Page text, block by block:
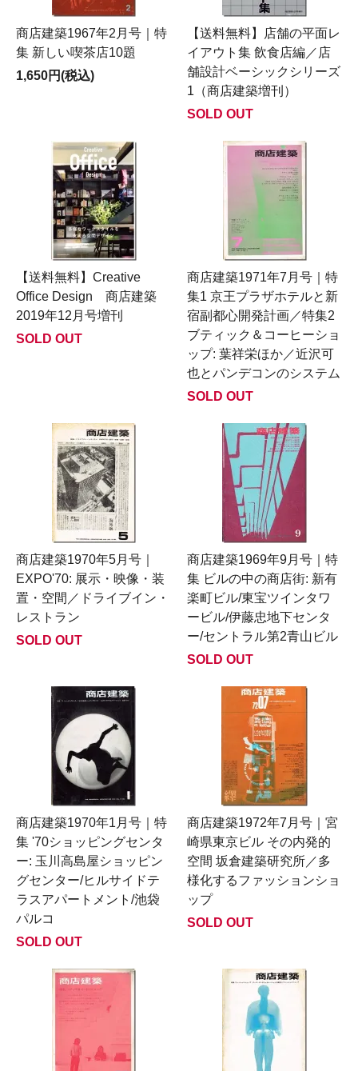
商店建築1967年2月号｜特
集 新しい喫茶店10題
1,650円(税込)
【送料無料】店舗の平面レ
イアウト集 飲食店編／店
舗設計ベーシックシリーズ
1（商店建築増刊）
SOLD OUT
【送料無料】Creative
Office Design 商店建築
2019年12月号増刊
SOLD OUT
商店建築1971年7月号｜特
集1 京王プラザホテルと新
宿副都心開発計画／特集2
ブティック＆コーヒーショ
ップ: 葉祥栄ほか／近沢可
也とパンデコンのシステム
SOLD OUT
商店建築1970年5月号｜
EXPO'70: 展示・映像・装
置・空間／ドライブイン・
レストラン
SOLD OUT
商店建築1969年9月号｜特
集 ビルの中の商店街: 新有
楽町ビル/東宝ツインタワ
ービル/伊藤忠地下センタ
ー/セントラル第2青山ビル
SOLD OUT
商店建築1970年1月号｜特
集 '70ショッピングセンタ
ー: 玉川高島屋ショッピン
グセンター/ヒルサイドテ
ラスアパートメント/池袋
パルコ
SOLD OUT
商店建築1972年7月号｜宮
崎県東京ビル その内発的
空間 坂倉建築研究所／多
様化するファッションショ
ップ
SOLD OUT